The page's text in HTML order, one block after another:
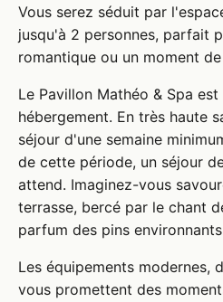
Vous serez séduit par
jusqu'à 2 personnes, parfait
romantique ou un moment
Le Pavillon Mathéo & Spa
hébergement. En très haute
séjour d'une semaine
de cette période, un séjour
attend. Imaginez-vous
terrasse, bercé par le chant
parfum des pins
Les équipements modernes,
vous promettent des